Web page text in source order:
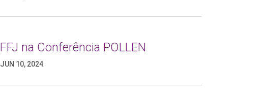
FFJ na Conferência POLLEN
JUN 10, 2024